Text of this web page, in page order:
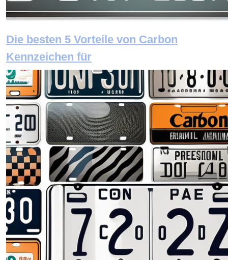
Die besten 5 Vorteile von Carbon
Kennzeichen für